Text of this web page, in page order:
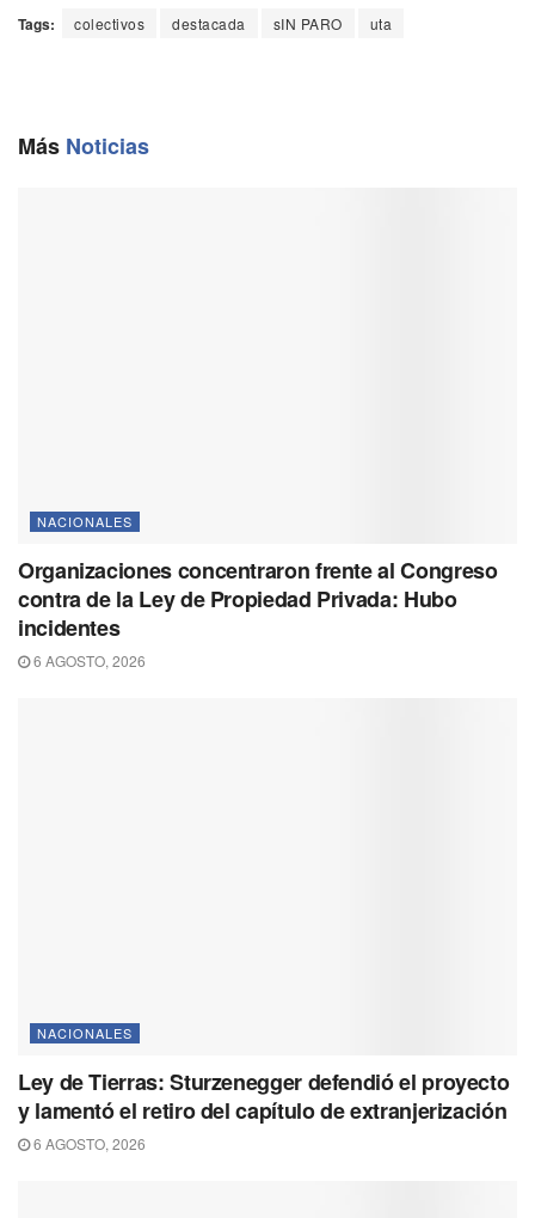
c
o
a
l
a
a
p
Tags: colectivos destacada sIN PARO uta
Más Noticias
NACIONALES
Organizaciones concentraron frente al Congreso
contra de la Ley de Propiedad Privada: Hubo
incidentes
6 AGOSTO, 2026
NACIONALES
Ley de Tierras: Sturzenegger defendió el proyecto
y lamentó el retiro del capítulo de extranjerización
6 AGOSTO, 2026